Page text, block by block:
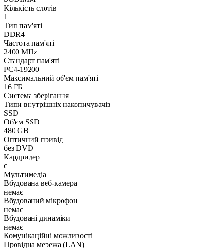
Кількість слотів
1
Тип пам'яті
DDR4
Частота пам'яті
2400 MHz
Стандарт пам'яті
PC4-19200
Максимальний об'єм пам'яті
16 ГБ
Система зберігання
Типи внутрішніх накопичувачів
SSD
Об'єм SSD
480 GB
Оптичний привід
без DVD
Кардридер
є
Мультимедіа
Вбудована веб-камера
немає
Вбудований мікрофон
немає
Вбудовані динаміки
немає
Комунікаційні можливості
Провідна мережа (LAN)